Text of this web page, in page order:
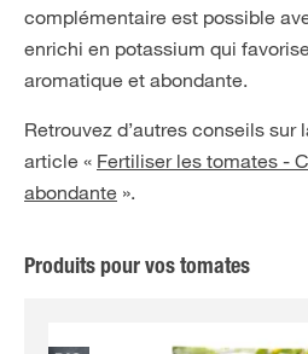
complémentaire est possible
enrichi en potassium qui
aromatique et abondante.
Retrouvez d’autres conseils
article « Fertiliser les tomates -
abondante ».
Produits pour vos tomates